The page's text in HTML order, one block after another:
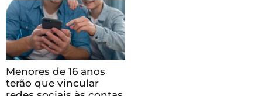
Menores de 16 anos
terão que vincular